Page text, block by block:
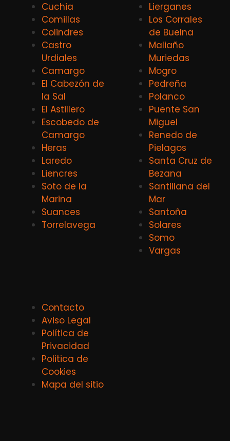
Cuchia
Comillas
Colindres
Castro
Urdiales
Camargo
El Cabezón de
la Sal
El Astillero
Escobedo de
Camargo
Heras
Laredo
Liencres
Soto de la
Marina
Suances
Torrelavega
Lierganes
Los Corrales
de Buelna
Maliaño
Muriedas
Mogro
Pedreña
Polanco
Puente San
Miguel
Renedo de
Pielagos
Santa Cruz de
Bezana
Santillana del
Mar
Santoña
Solares
Somo
Vargas
Contacto
Aviso Legal
Política de
Privacidad
Politica de
Cookies
Mapa del sitio